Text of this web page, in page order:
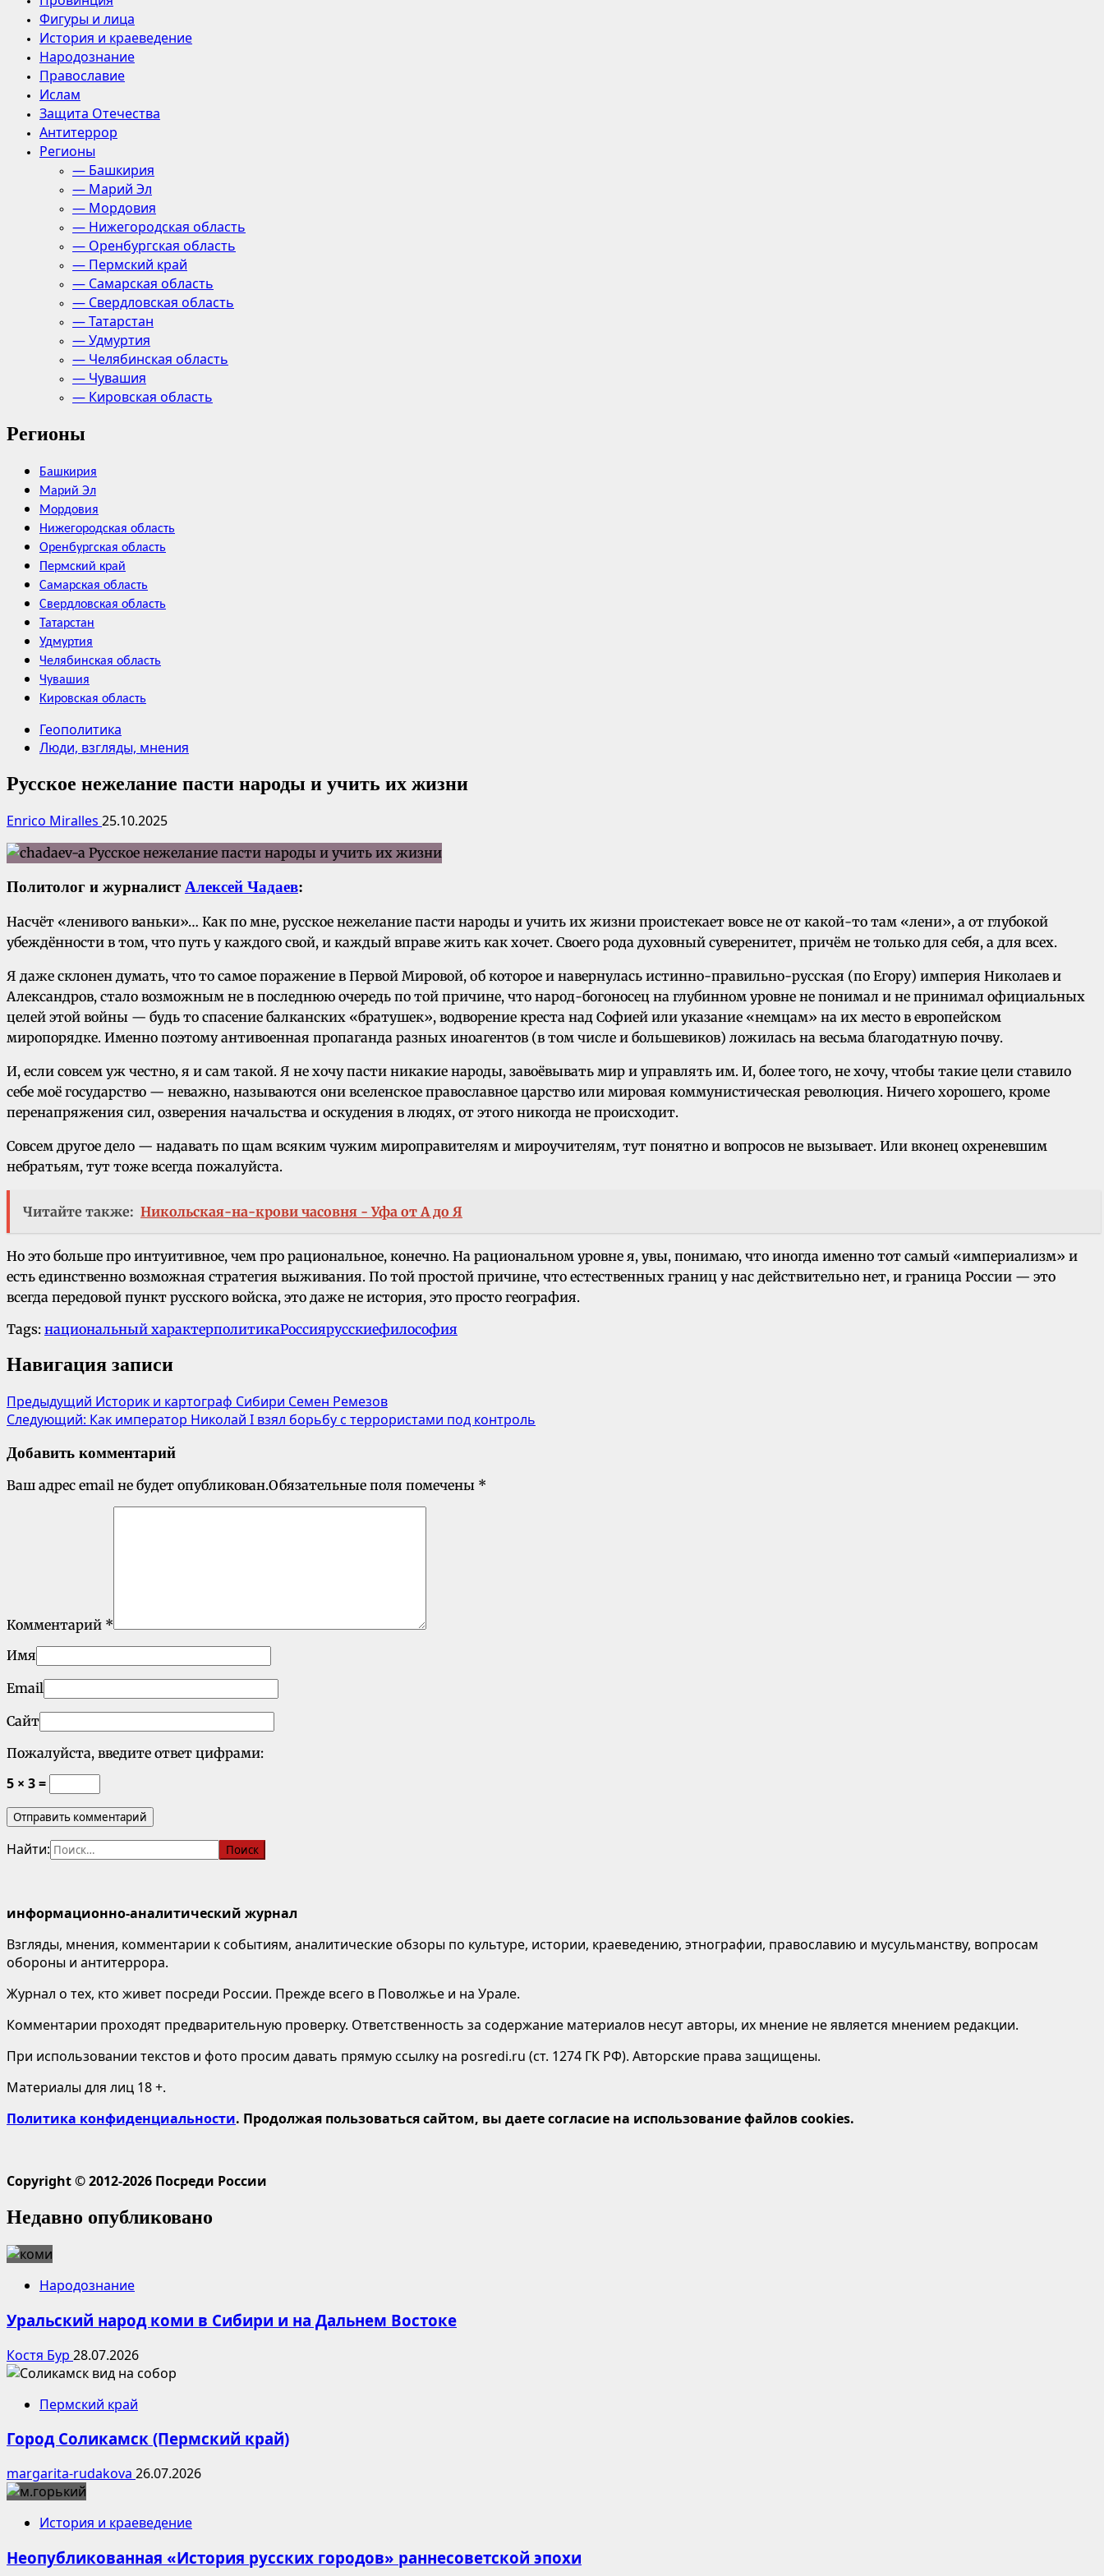
Фигуры и лица
История и краеведение
Народознание
Православие
Ислам
Защита Отечества
Антитеррор
Регионы
— Башкирия
— Марий Эл
— Мордовия
— Нижегородская область
— Оренбургская область
— Пермский край
— Самарская область
— Свердловская область
— Татарстан
— Удмуртия
— Челябинская область
— Чувашия
— Кировская область
Регионы
Башкирия
Марий Эл
Мордовия
Нижегородская область
Оренбургская область
Пермский край
Самарская область
Свердловская область
Татарстан
Удмуртия
Челябинская область
Чувашия
Кировская область
Геополитика
Люди, взгляды, мнения
Русское нежелание пасти народы и учить их жизни
Enrico Miralles 25.10.2025
Политолог и журналист Алексей Чадаев:
Насчёт «ленивого ваньки»… Как по мне, русское нежелание пасти народы и учить их жизни проистекает вовсе не от какой-то там «лени», а от глубокой
убеждённости в том, что путь у каждого свой, и каждый вправе жить как хочет. Своего рода духовный суверенитет, причём не только для себя, а для всех.
Я даже склонен думать, что то самое поражение в Первой Мировой, об которое и навернулась истинно-правильно-русская (по Егору) империя Николаев и
Александров, стало возможным не в последнюю очередь по той причине, что народ-богоносец на глубинном уровне не понимал и не принимал официальных
целей этой войны — будь то спасение балканских «братушек», водворение креста над Софией или указание «немцам» на их место в европейском
миропорядке. Именно поэтому антивоенная пропаганда разных иноагентов (в том числе и большевиков) ложилась на весьма благодатную почву.
И, если совсем уж честно, я и сам такой. Я не хочу пасти никакие народы, завоёвывать мир и управлять им. И, более того, не хочу, чтобы такие цели ставило
себе моё государство — неважно, называются они вселенское православное царство или мировая коммунистическая революция. Ничего хорошего, кроме
перенапряжения сил, озверения начальства и оскудения в людях, от этого никогда не происходит.
Совсем другое дело — надавать по щам всяким чужим мироправителям и мироучителям, тут понятно и вопросов не вызывает. Или вконец охреневшим
небратьям, тут тоже всегда пожалуйста.
Читайте также: Никольская-на-крови часовня - Уфа от А до Я
Но это больше про интуитивное, чем про рациональное, конечно. На рациональном уровне я, увы, понимаю, что иногда именно тот самый «империализм» и
есть единственно возможная стратегия выживания. По той простой причине, что естественных границ у нас действительно нет, и граница России — это
всегда передовой пункт русского войска, это даже не история, это просто география.
Tags: национальный характерполитикаРоссиярусскиефилософия
Навигация записи
Предыдущий Историк и картограф Сибири Семен Ремезов
Следующий: Как император Николай I взял борьбу с террористами под контроль
Добавить комментарий
Ваш адрес email не будет опубликован.Обязательные поля помечены *
Комментарий *
Имя
Email
Сайт
Пожалуйста, введите ответ цифрами:
5 × 3 =
Найти:
информационно-аналитический журнал
Взгляды, мнения, комментарии к событиям, аналитические обзоры по культуре, истории, краеведению, этнографии, православию и мусульманству, вопросам
обороны и антитеррора.
Журнал о тех, кто живет посреди России. Прежде всего в Поволжье и на Урале.
Комментарии проходят предварительную проверку. Ответственность за содержание материалов несут авторы, их мнение не является мнением редакции.
При использовании текстов и фото просим давать прямую ссылку на posredi.ru (ст. 1274 ГК РФ). Авторские права защищены.
Материалы для лиц 18 +.
Политика конфиденциальности. Продолжая пользоваться сайтом, вы даете согласие на использование файлов cookies.
Copyright © 2012-2026 Посреди России
Недавно опубликовано
Народознание
Уральский народ коми в Сибири и на Дальнем Востоке
Костя Бур 28.07.2026
Пермский край
Город Соликамск (Пермский край)
margarita-rudakova 26.07.2026
История и краеведение
Неопубликованная «История русских городов» раннесоветской эпохи